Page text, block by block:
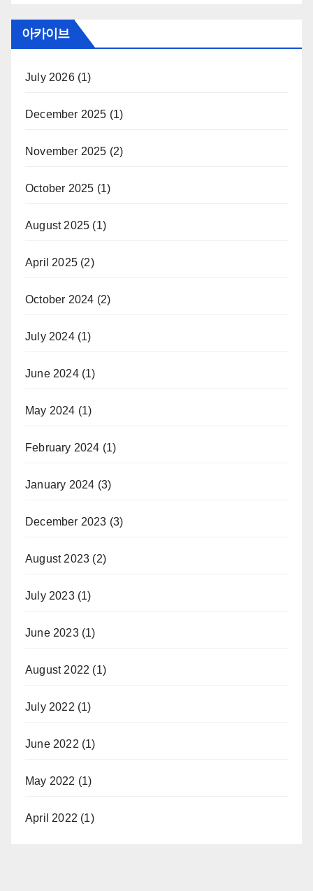
아카이브
July 2026(1)
December 2025 (1)
November 2025 (2)
October 2025 (1)
August 2025 (1)
April 2025 (2)
October 2024 (2)
July 2024(1)
June 2024(1)
May 2024 (1)
February 2024 (1)
January 2024 (3)
December 2023 (3)
August 2023 (2)
July 2023(1)
June 2023(1)
August 2022 (1)
July 2022 (1)
June 2022 (1)
May 2022 (1)
April 2022 (1)